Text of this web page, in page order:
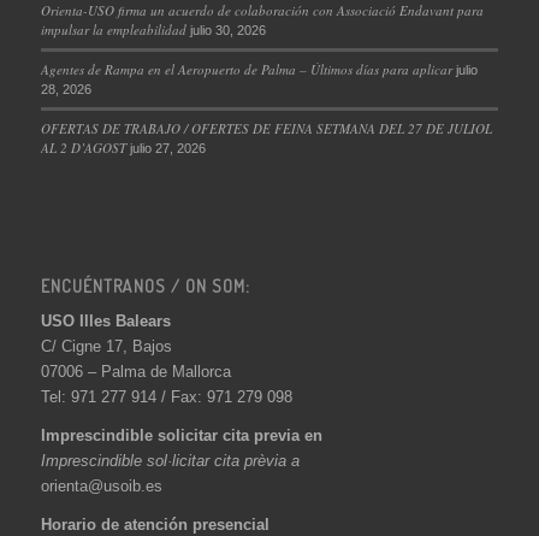
Orienta-USO firma un acuerdo de colaboración con Associació Endavant para
impulsar la empleabilidad julio 30, 2026
Agentes de Rampa en el Aeropuerto de Palma – Últimos días para aplicar julio
28, 2026
OFERTAS DE TRABAJO / OFERTES DE FEINA SETMANA DEL 27 DE JULIOL
AL 2 D’AGOST julio 27, 2026
ENCUÉNTRANOS / ON SOM:
USO Illes Balears
C/ Cigne 17, Bajos
07006 – Palma de Mallorca
Tel: 971 277 914 / Fax: 971 279 098
Imprescindible solicitar cita previa en
Imprescindible sol·licitar cita prèvia a
orienta@usoib.es
Horario de atención presencial